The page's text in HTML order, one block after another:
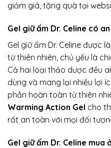
giảm giá, tặng quà tại
Gel giữ ấm Dr. Celine có
Gel giữ ấm Dr. Celine được
từ thiên nhiên, chủ yếu là
Cả hai loại thảo dược đều
dùng và mang lại nhiều lợi
phần hoàn toàn từ thiên
Warming Action Gel cho
rất an toàn với mọi đối
Gel giữ ấm Dr. Celine mua